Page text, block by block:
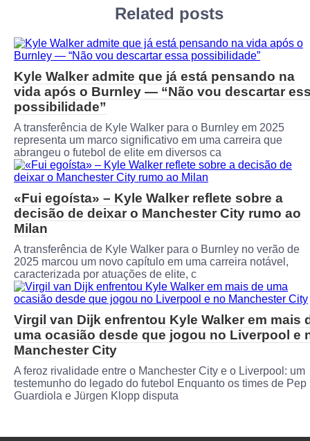
Related posts
Kyle Walker admite que já está pensando na
vida após o Burnley — “Não vou descartar
possibilidade”
A transferência de Kyle Walker para o Burnley em 2025
representa um marco significativo em uma carreira que
abrangeu o futebol de elite em diversos ca
«Fui egoísta» – Kyle Walker reflete sobre a
decisão de deixar o Manchester City rumo ao
Milan
A transferência de Kyle Walker para o Burnley no verão de
2025 marcou um novo capítulo em uma carreira notável,
caracterizada por atuações de elite, c
Virgil van Dijk enfrentou Kyle Walker em mais
uma ocasião desde que jogou no Liverpool e
Manchester City
A feroz rivalidade entre o Manchester City e o Liverpool: um
testemunho do legado do futebol Enquanto os times de Pep
Guardiola e Jürgen Klopp disputa